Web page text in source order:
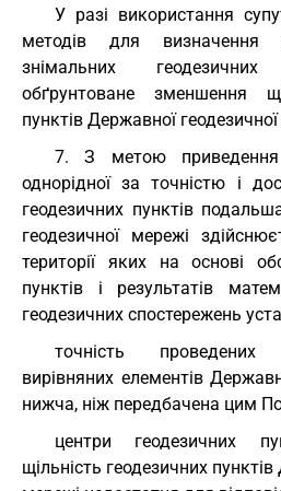
У разі використання
методів для визначення
знімальних
обґрунтоване зменшення
пунктів Державної
7. З метою
однорідної за точністю і
геодезичних пунктів
геодезичної мережі
території яких на основі
пунктів і результатів
геодезичних спостережень
точність
вирівняних елементів
нижча, ніж передбачена цим
центри геодезичних
щільність геодезичних